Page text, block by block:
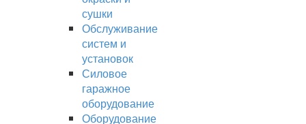
сушки
Обслуживание
систем и
установок
Силовое
гаражное
оборудование
Оборудование